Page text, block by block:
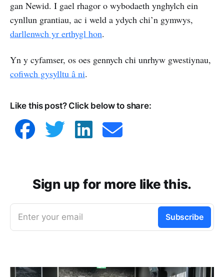
gan Newid. I gael rhagor o wybodaeth ynghylch ein
cynllun grantiau, ac i weld a ydych chi’n gymwys, ​​
darllenwch yr erthygl hon.
Yn y cyfamser, os oes gennych chi unrhyw gwestiynau,
cofiwch gysylltu â ni.
Like this post? Click below to share:
Sign up for more like this.
Enter your email Subscribe